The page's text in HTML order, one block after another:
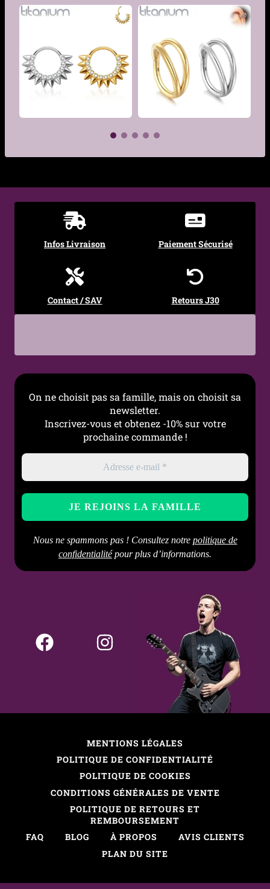
Infos Livraison Paiement Sécurisé
Contact / SAV Retours J30
On ne choisit pas sa famille, mais on choisit sa
newsletter.
Inscrivez-vous et obtenez -10% sur votre
prochaine commande !
Nous ne spammons pas ! Consultez notre politique de
confidentialitépour plus d’informations.
MENTIONS LÉGALES
POLITIQUE DE CONFIDENTIALITÉ
POLITIQUE DE COOKIES
CONDITIONS GÉNÉRALES DE VENTE
POLITIQUE DE RETOURS ET
REMBOURSEMENT
FAQ
BLOG À PROPOS
AVIS CLIENTS
PLAN DU SITE